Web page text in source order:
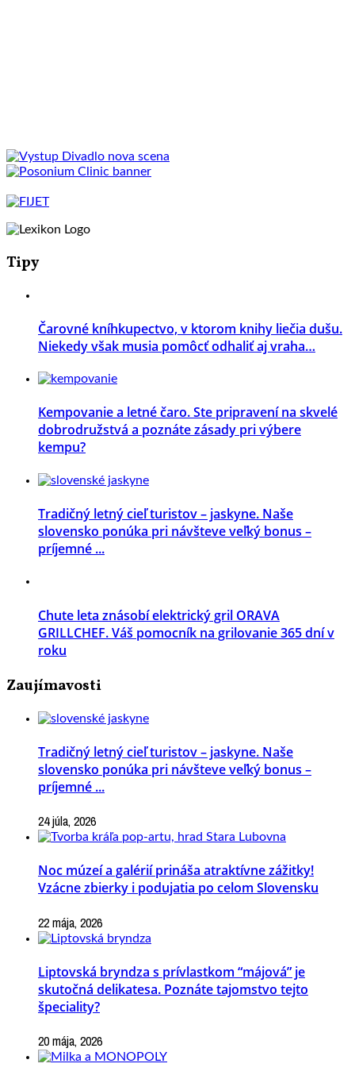
Tipy
Čarovné kníhkupectvo, v ktorom knihy liečia dušu.
Niekedy však musia pomôcť odhaliť aj vraha…
Kempovanie a letné čaro. Ste pripravení na skvelé
dobrodružstvá a poznáte zásady pri výbere
kempu?
Tradičný letný cieľ turistov – jaskyne. Naše
slovensko ponúka pri návšteve veľký bonus –
príjemné ...
Chute leta znásobí elektrický gril ORAVA
GRILLCHEF. Váš pomocník na grilovanie 365 dní v
roku
Zaujímavosti
Tradičný letný cieľ turistov – jaskyne. Naše
slovensko ponúka pri návšteve veľký bonus –
príjemné ...
24 júla, 2026
Noc múzeí a galérií prináša atraktívne zážitky!
Vzácne zbierky i podujatia po celom Slovensku
22 mája, 2026
Liptovská bryndza s prívlastkom “májová” je
skutočná delikatesa. Poznáte tajomstvo tejto
špeciality?
20 mája, 2026